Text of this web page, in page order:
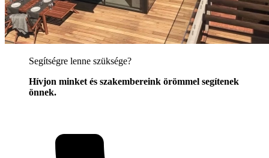
Segítségre lenne szüksége?
Hívjon minket és szakembereink örömmel segítenek
önnek.